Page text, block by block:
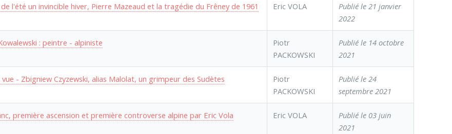
l'été un invincible hiver, Pierre Mazeaud et la tragédie du Frêney de 1961 Eric VOLA
Publié le 21 janvier
2022
: peintre - alpiniste
Piotr
PACKOWSKI
Publié le 14 octobre
2021
- Zbigniew Czyzewski, alias Malolat, un grimpeur des Sudètes
Piotr
PACKOWSKI
Publié le 24
septembre 2021
première ascension et première controverse alpine par Eric Vola Eric VOLA
Publié le 03 juin
2021